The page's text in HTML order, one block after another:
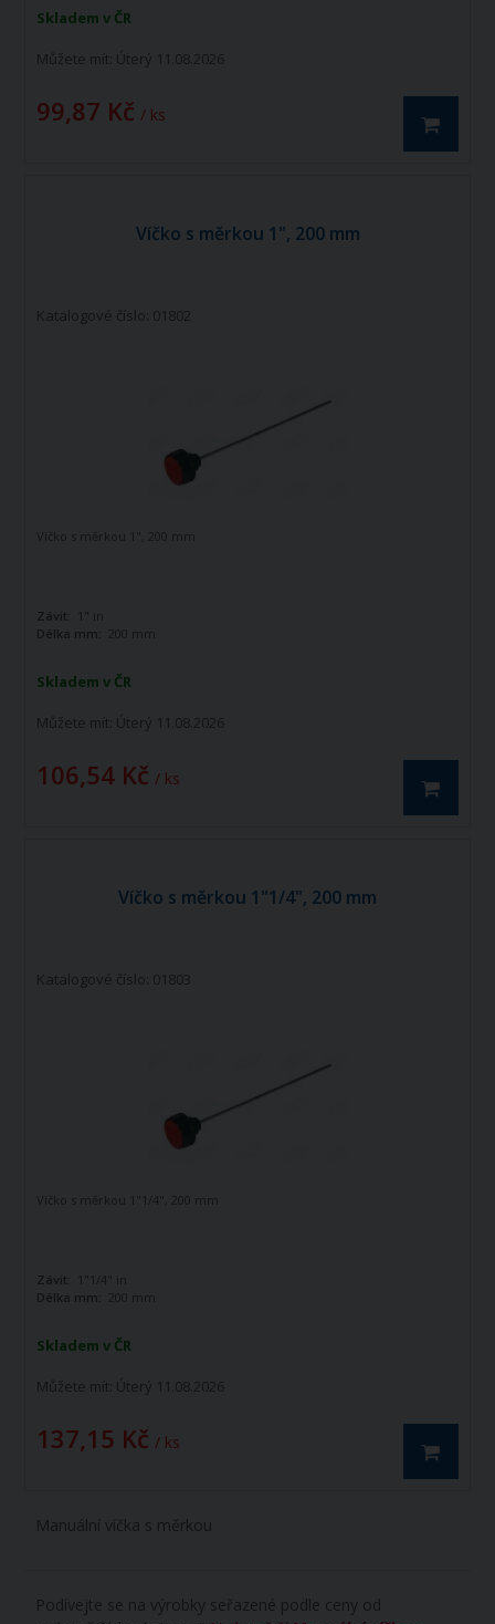
Skladem v ČR
Můžete mít: Úterý 11.08.2026
99,87 Kč / ks
Víčko s měrkou 1", 200 mm
Katalogové číslo: 01802
Skladem v ČR
Můžete mít: Úterý 11.08.2026
106,54 Kč / ks
Víčko s měrkou 1", 200 mm
Závit:
1" in
Délka mm:
200 mm
Víčko s měrkou 1"1/4", 200 mm
Katalogové číslo: 01803
Skladem v ČR
Můžete mít: Úterý 11.08.2026
137,15 Kč / ks
Víčko s měrkou 1"1/4", 200 mm
Závit:
1"1/4" in
Délka mm:
200 mm
Manuální víčka s měrkou
Podívejte se na výrobky seřazené podle ceny od